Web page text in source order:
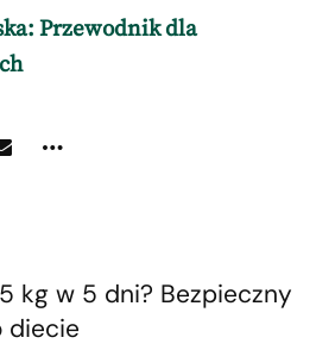
Przewodnik dla
kg w 5 dni? Bezpieczny
diecie